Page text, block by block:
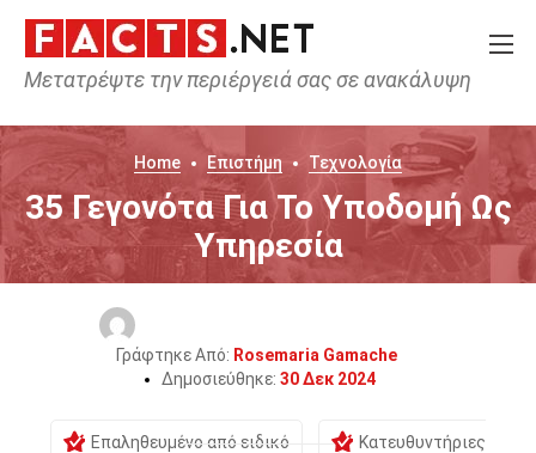
Μετατρέψτε την περιέργειά σας σε ανακάλυψη
Home Επιστήμη Τεχνολογία
35 Γεγονότα Για Το Υποδομή Ως
Υπηρεσία
Γράφτηκε Από: Rosemaria Gamache
Δημοσιεύθηκε: 30 Δεκ 2024
Επαληθευμένο από ειδικό
Κατευθυντήριες